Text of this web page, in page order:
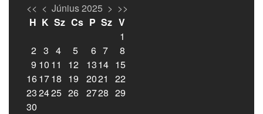
<< < Június 2025 > >>
H K Sz Cs P Sz V
1
2 3 4 5 6 7
8
9 10 11 12 1314 15
161718 19 2021
22
232425 26 2728 29
30